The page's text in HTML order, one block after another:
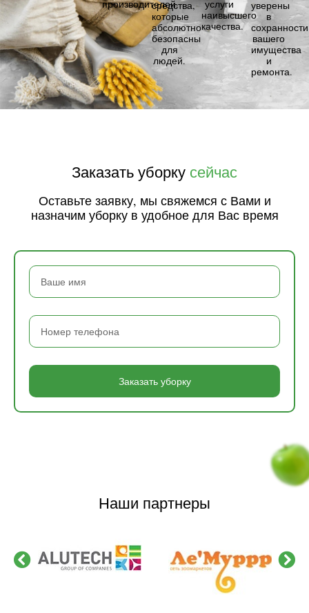
производителей.
средства,
которые
абсолютно
безопасны
для
людей.
услуги
наивысшего
качества.
уверены
в
сохранности
вашего
имущества
и
ремонта.
Заказать уборку сейчас
Оставьте заявку, мы свяжемся с Вами и
назначим уборку в удобное для Вас время
Заказать уборку
Наши партнеры